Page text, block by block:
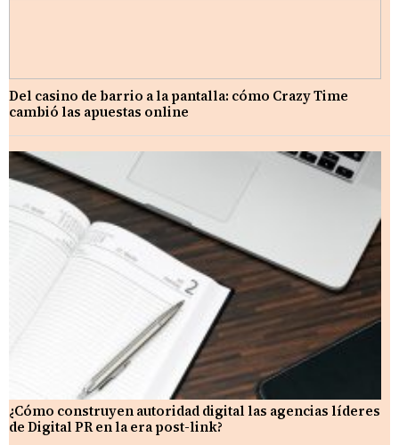
Del casino de barrio a la pantalla: cómo Crazy Time
cambió las apuestas online
¿Cómo construyen autoridad digital las agencias líderes
de Digital PR en la era post-link?